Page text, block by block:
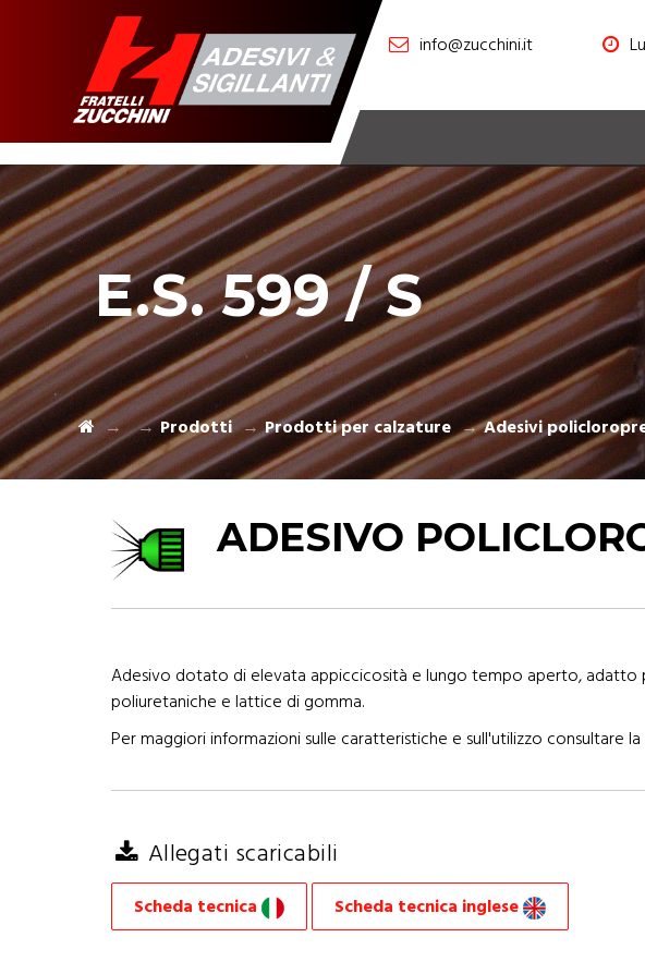
info@zucchini.it
E.S. 599 / S
Prodotti Prodotti per calzature Adesivi
ADESIVO
Adesivo dotato di elevata appiccicosità e lungo tempo aperto, adatto
poliuretaniche e lattice di gomma.
Per maggiori informazioni sulle caratteristiche e sull'utilizzo consultare
Allegati scaricabili
Scheda tecnica Scheda tecnica inglese